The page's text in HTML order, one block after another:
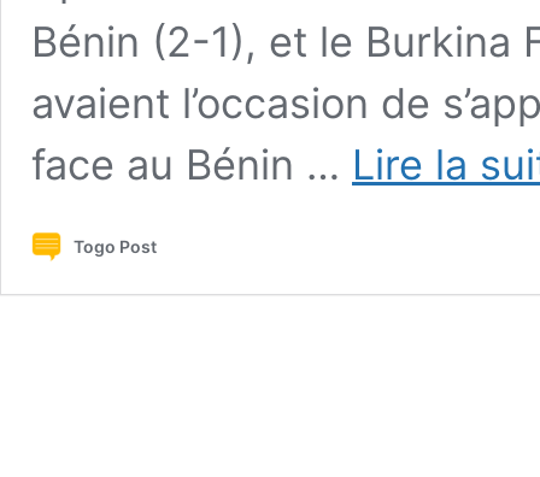
Bénin (2-1), et le Burkina
avaient l’occasion de
face au Bénin … Lire la
Togo Post